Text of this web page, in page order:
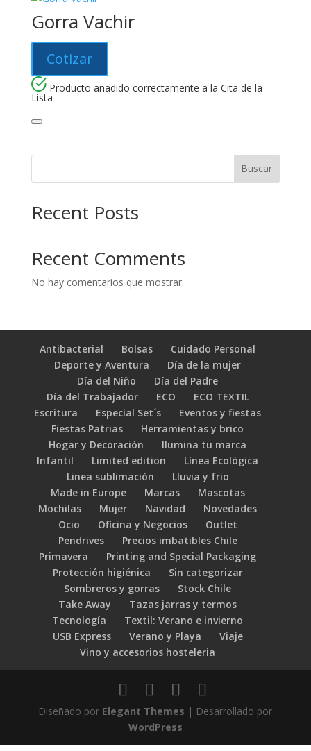
Gorra Vachir
Cotizar
Producto añadido correctamente a la Cita de la
Lista
Buscar
Recent Posts
Recent Comments
No hay comentarios que mostrar.
Antibacterial Bolsas
Cuidado Personal
Deporte y Aventura
Día de la mujer
Día del Niño
Día del Padre
Día del Trabajador
ECO
ECO TEXTIL
Escritura
Especial Set´s
Eventos y fiestas
Fiestas Patrias
Herramientas y brico
Hogar y Decoración
Ilumina tu marca
Infantil
Limited edition
Línea Ecológica
Linea sublimación
Lluvia y frio
Made in Europe
Marcas
Mascotas
Mochilas
Mujer Navidad
Novedades
Ocio
Oficina y Negocios
Outlet
Pendrives
Precios imbatibles Chile
Primavera
Printing and Special Packaging
Protección higiénica
Sin categorizar
Sombreros y gorras
Stock Chile
Take Away
Tazas jarras y termos
Tecnología
Textil: Verano e invierno
USB Express
Verano y Playa
Viaje
Vino y accesorios hosteleria
Diseñado por Elegant Themes | Desarrollado por
WordPress